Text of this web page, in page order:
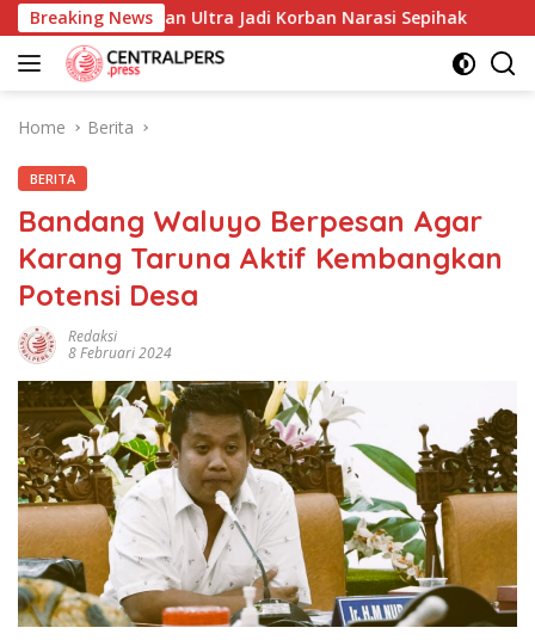
Skip
to
content
Breaking News
Yayasan Ultra Jadi Korban Narasi Sepihak
Home Berita
BERITA
Bandang Waluyo Berpesan Agar
Karang Taruna Aktif Kembangkan
Potensi Desa
Redaksi
8 Februari 2024